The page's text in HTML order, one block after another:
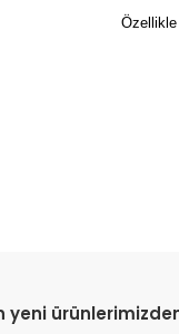
yeni